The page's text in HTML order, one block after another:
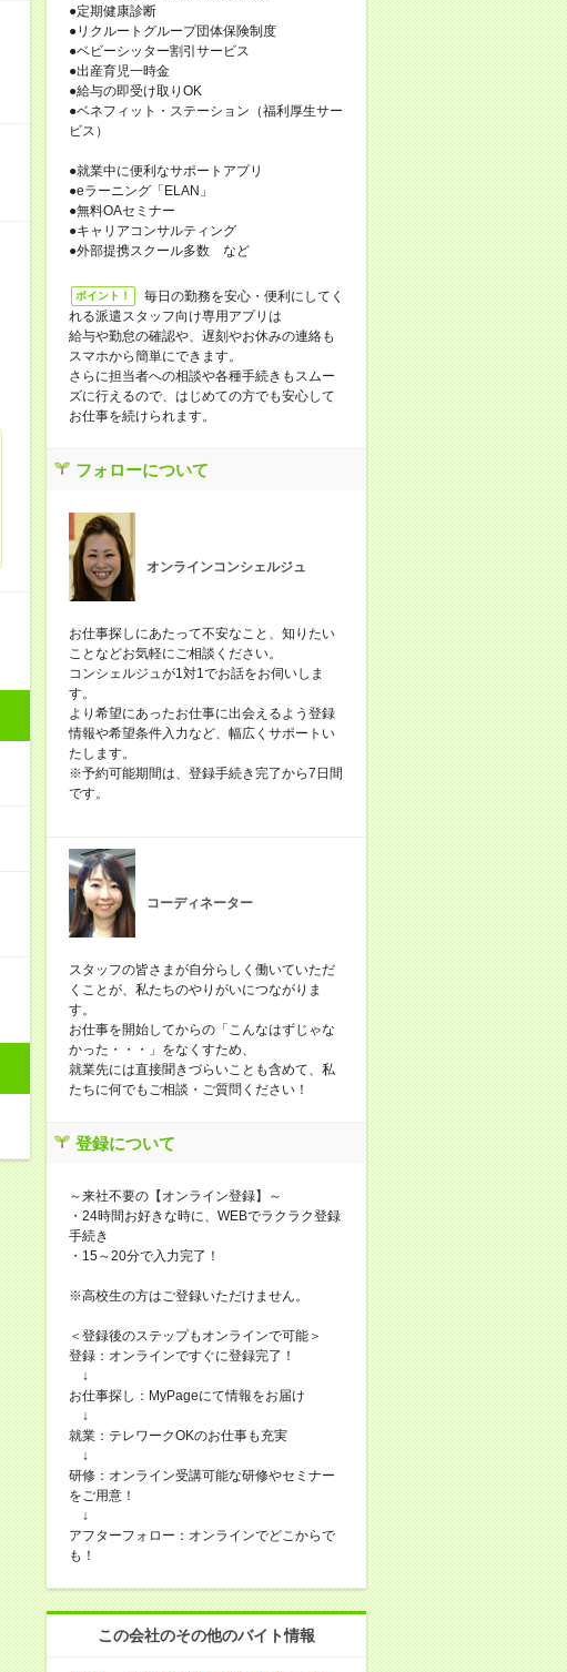
●定期健康診断
●リクルートグループ団体保険制度
●ベビーシッター割引サービス
●出産育児一時金
●給与の即受け取りOK
●ベネフィット・ステーション（福利厚生サー
ビス）
●就業中に便利なサポートアプリ
●eラーニング「ELAN」
●無料OAセミナー
●キャリアコンサルティング
●外部提携スクール多数 など
ポイント！
毎日の勤務を安心・便利にしてく
れる派遣スタッフ向け専用アプリは
給与や勤怠の確認や、遅刻やお休みの連絡も
スマホから簡単にできます。
さらに担当者への相談や各種手続きもスムー
ズに行えるので、はじめての方でも安心して
お仕事を続けられます。
フォローについて
オンラインコンシェルジュ
お仕事探しにあたって不安なこと、知りたい
ことなどお気軽にご相談ください。
コンシェルジュが1対1でお話をお伺いしま
す。
より希望にあったお仕事に出会えるよう登録
情報や希望条件入力など、幅広くサポートい
たします。
※予約可能期間は、登録手続き完了から7日間
です。
コーディネーター
スタッフの皆さまが自分らしく働いていただ
くことが、私たちのやりがいにつながりま
す。
お仕事を開始してからの「こんなはずじゃな
かった・・・」をなくすため、
就業先には直接聞きづらいことも含めて、私
たちに何でもご相談・ご質問ください！
登録について
～来社不要の【オンライン登録】～
・24時間お好きな時に、WEBでラクラク登録
手続き
・15～20分で入力完了！
※高校生の方はご登録いただけません。
＜登録後のステップもオンラインで可能＞
登録：オンラインですぐに登録完了！
↓
お仕事探し：MyPageにて情報をお届け
↓
就業：テレワークOKのお仕事も充実
↓
研修：オンライン受講可能な研修やセミナー
をご用意！
↓
アフターフォロー：オンラインでどこからで
も！
この会社のその他のバイト情報